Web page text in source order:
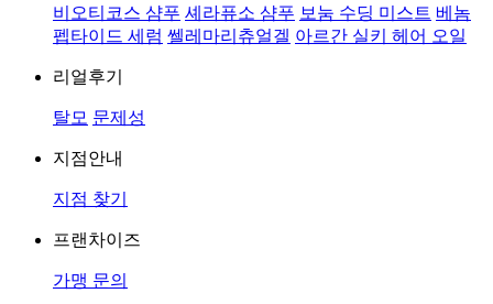
비오티코스 샴푸 셰라퓨소 샴푸 보눔 수딩 미스트 베놈
펩타이드 세럼 쎌레마리츄얼겔 아르간 실키 헤어 오일
리얼후기
탈모 문제성
지점안내
지점 찾기
프랜차이즈
가맹 문의